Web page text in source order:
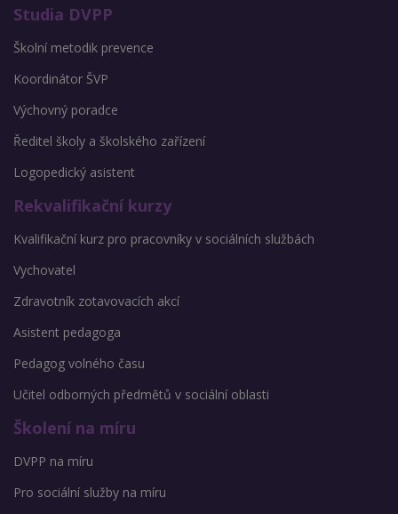
Studia DVPP
Školní metodik prevence
Koordinátor ŠVP
Výchovný poradce
Ředitel školy a školského zařízení
Logopedický asistent
Rekvalifikační kurzy
Kvalifikační kurz pro pracovníky v sociálních službách
Vychovatel
Zdravotník zotavovacích akcí
Asistent pedagoga
Pedagog volného času
Učitel odborných předmětů v sociální oblasti
Školení na míru
DVPP na míru
Pro sociální služby na míru